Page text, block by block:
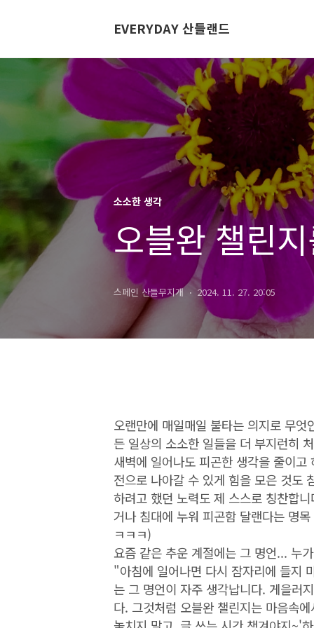
EVERYDAY 산들랜드
소소한 생각
오블완 챌린
스페인 산들무지개 2024. 11. 27. 20:05
오랜만에 매일매일 불타는 의지로 무
든 일상의 소소한 일들을 더 부지런히
새벽에 일어나도 피곤한 생각을 줄이
전으로 나아갈 수 있게 힘을 모은 것도
하려고 했던 노력도 제 스스로 칭찬합
거나 침대에 누워 피곤함 달랜다는 명
ㅋㅋㅋ)
요즘 같은 추운 계절에는 그 명언... 누
"아침에 일어나면 다시 잠자리에 들지
는 그 명언이 자주 생각납니다. 게을러
다. 그것처럼 오블완 챌린지는 마음속